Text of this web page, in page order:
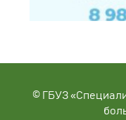
© ГБУЗ